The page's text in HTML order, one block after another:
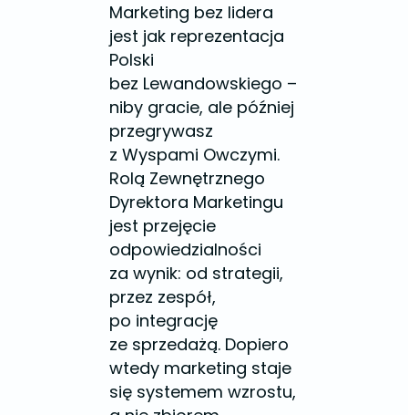
Marketing bez lidera
jest jak reprezentacja
Polski
bez Lewandowskiego –
niby gracie, ale później
przegrywasz
z Wyspami Owczymi.
Rolą Zewnętrznego
Dyrektora Marketingu
jest przejęcie
odpowiedzialności
za wynik: od strategii,
przez zespół,
po integrację
ze sprzedażą. Dopiero
wtedy marketing staje
się systemem wzrostu,